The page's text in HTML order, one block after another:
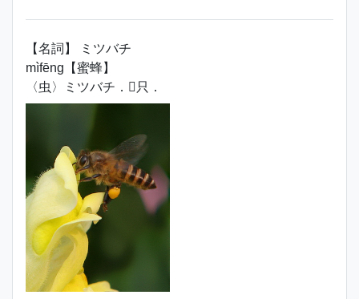
【名詞】 ミツバチ
mìfēng【蜜蜂】
〈虫〉ミツバチ．只．